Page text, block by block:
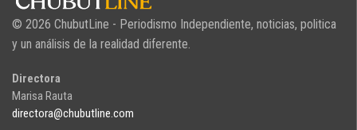
© 2026 ChubutLine - Periodismo Independiente, noticias, politica
y un análisis de la realidad diferente.
Directora
Marisa Rauta
directora@chubutline.com